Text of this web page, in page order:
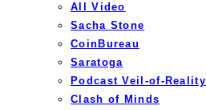
All Video
Sacha Stone
CoinBureau
Saratoga
Podcast Veil-of-Reality
Clash of Minds